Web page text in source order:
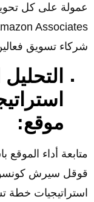
عمولة على كل
شركاء تسويق
موقع:
استراتيجيات خطة